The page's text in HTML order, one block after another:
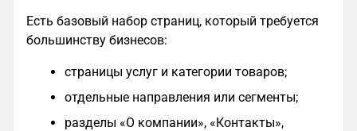
Есть базовый набор страниц, который требуется
большинству бизнесов:
страницы услуг и категории товаров;
отдельные направления или сегменты;
разделы «О компании», «Контакты»,